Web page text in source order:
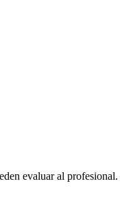
evaluar al profesional.